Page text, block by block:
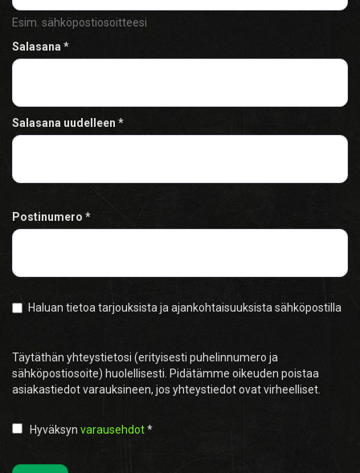
Esim. sähköpostiosoitteesi
Salasana
Salasana uudelleen
Postinumero
Haluan tietoa tarjouksista ja ajankohtaisuuksista sähköpostilla
Täytäthän yhteystietosi (erityisesti puhelinnumero ja
sähköpostiosoite) huolellisesti. Pidätämme oikeuden poistaa
asiakastiedot varauksineen, jos yhteystiedot ovat virheelliset.
Hyväksyn varausehdot